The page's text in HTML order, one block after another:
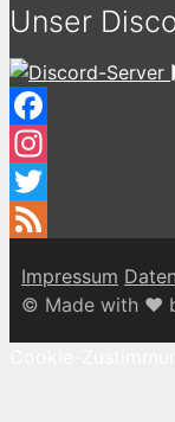
Unser
Facebook
Instagram
Twitter
Impressum
© Made with ♥